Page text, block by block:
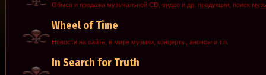
Обмен и продажа музыкальной CD, видео и др. продукции, поиск
Wheel of Time
Новости на сайте, в мире музыки, концерты, анонсы и т.п.
In Search for Truth